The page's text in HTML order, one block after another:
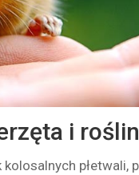
i
płetwali,